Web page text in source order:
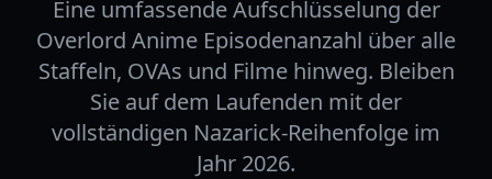
Eine umfassende Aufschlüsselung der
Overlord Anime Episodenanzahl über alle
Staffeln, OVAs und Filme hinweg. Bleiben
Sie auf dem Laufenden mit der
vollständigen Nazarick-Reihenfolge im
Jahr 2026.